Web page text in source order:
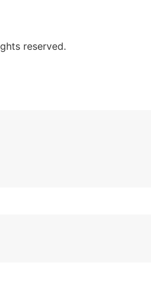
reserved.